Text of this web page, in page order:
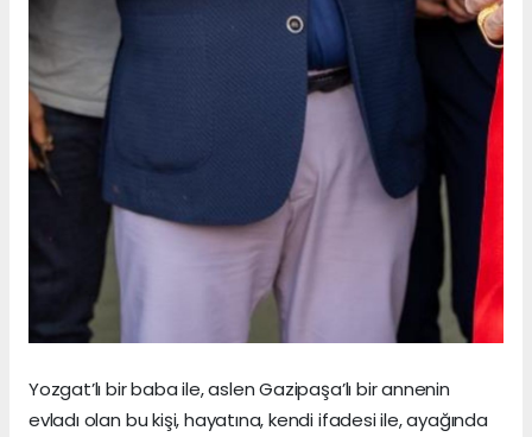
Yozgat’lı bir baba ile, aslen Gazipaşa’lı bir annenin
evladı olan bu kişi, hayatına, kendi ifadesi ile, ayağında